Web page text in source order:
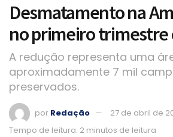
Desmatamento na
no primeiro trimestre
A redução representa uma
aproximadamente 7 mil
preservados.
por Redação
27 de abril de
Tempo de leitura: 2 minutos de leitura